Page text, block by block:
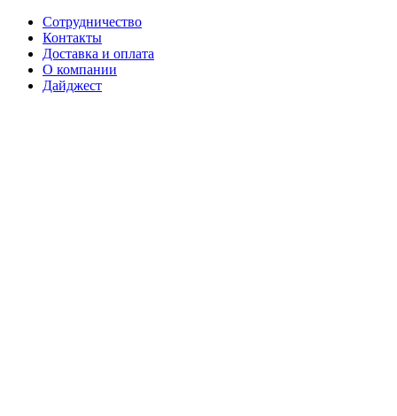
Сотрудничество
Контакты
Доставка и оплата
О компании
Дайджест